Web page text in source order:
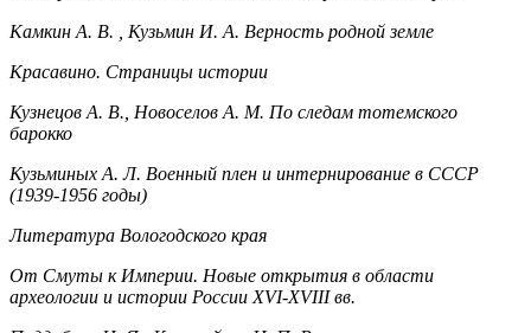
Камкин А. В. , Кузьмин И. А. Верность родной земле
Красавино. Страницы истории
Кузнецов А. В., Новоселов А. М. По следам тотемского
барокко
Кузьминых А. Л. Военный плен и интернирование в СССР
(1939-1956 годы)
Литература Вологодского края
От Смуты к Империи. Новые открытия в области
археологии и истории России XVI-XVIII вв.